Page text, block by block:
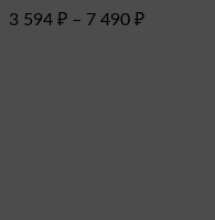
вариаций.
3 594 ₽ – 7 490 ₽Диапазон